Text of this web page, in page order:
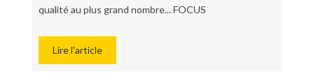
qualité au plus grand nombre... FOCUS
Lire l'article